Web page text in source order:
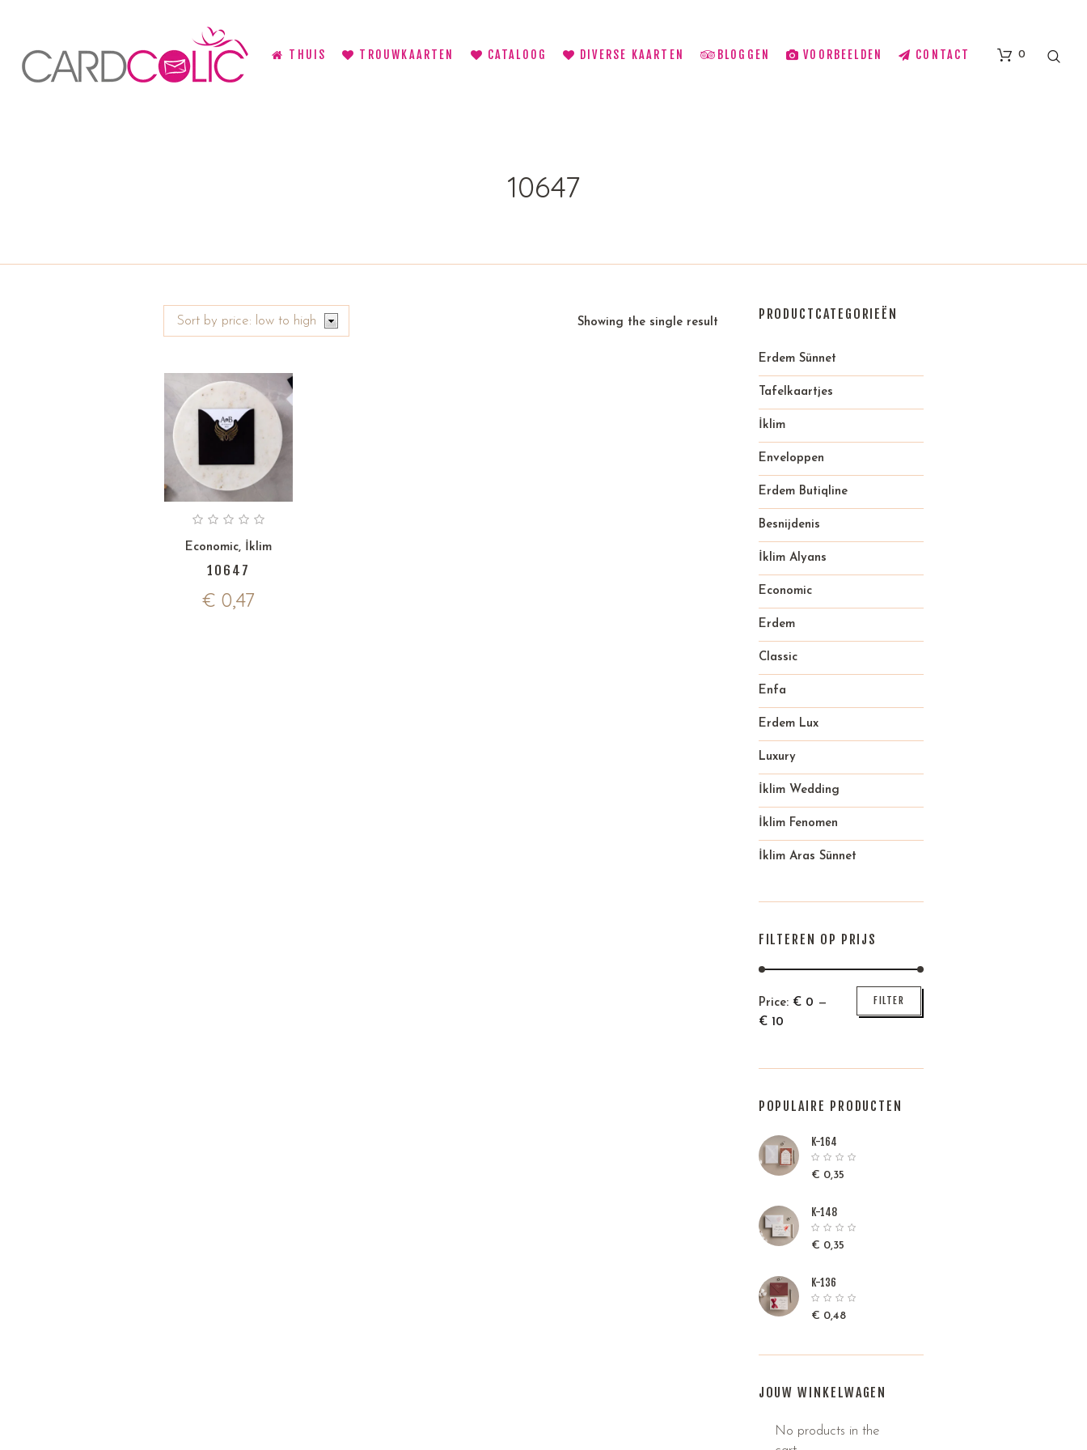
0
THUIS TROUWKAARTEN CATALOOG DIVERSE KAARTEN BLOGGEN VOORBEELDEN CONTACT
10647
Showing the single result
Economic, İklim
10647
€ 0,47
PRODUCTCATEGORIEËN
Erdem Sünnet
Tafelkaartjes
İklim
Enveloppen
Erdem Butiqline
Besnijdenis
İklim Alyans
Economic
Erdem
Classic
Enfa
Erdem Lux
Luxury
İklim Wedding
İklim Fenomen
İklim Aras Sünnet
FILTEREN OP PRIJS
Min
price
Max
price
FILTER
Price: € 0 —
€ 10
POPULAIRE PRODUCTEN
K-164
€ 0,35
K-148
€ 0,35
K-136
€ 0,48
JOUW WINKELWAGEN
No products in the